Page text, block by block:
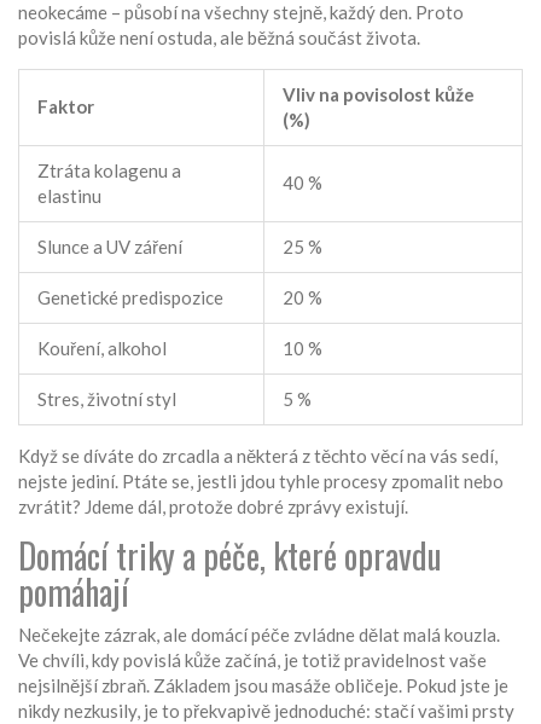
neokecáme – působí na všechny stejně, každý den. Proto
povislá kůže není ostuda, ale běžná součást života.
Faktor
Vliv na povisolost kůže
(%)
Ztráta kolagenu a
elastinu
40 %
Slunce a UV záření 25 %
Genetické predispozice 20 %
Kouření, alkohol 10 %
Stres, životní styl 5 %
Když se díváte do zrcadla a některá z těchto věcí na vás sedí,
nejste jediní. Ptáte se, jestli jdou tyhle procesy zpomalit nebo
zvrátit? Jdeme dál, protože dobré zprávy existují.
Domácí triky a péče, které opravdu
pomáhají
Nečekejte zázrak, ale domácí péče zvládne dělat malá kouzla.
Ve chvíli, kdy povislá kůže začíná, je totiž pravidelnost vaše
nejsilnější zbraň. Základem jsou masáže obličeje. Pokud jste je
nikdy nezkusily, je to překvapivě jednoduché: stačí vašimi prsty